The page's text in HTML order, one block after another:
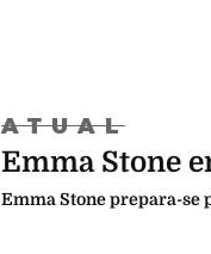
ATUAL
Emma Stone
Emma Stone prepara-se